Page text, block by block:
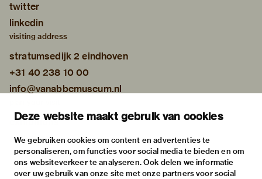
Deze website maakt gebruik van cookies
We gebruiken cookies om content en advertenties te
personaliseren, om functies voor social media te bieden en om
ons websiteverkeer te analyseren. Ook delen we informatie
over uw gebruik van onze site met onze partners voor social
twitter
linkedin
visiting address
stratumsedijk 2 eindhoven
+31 40 238 10 00
info@vanabbemuseum.nl
exhibitions
activities
practical information
about